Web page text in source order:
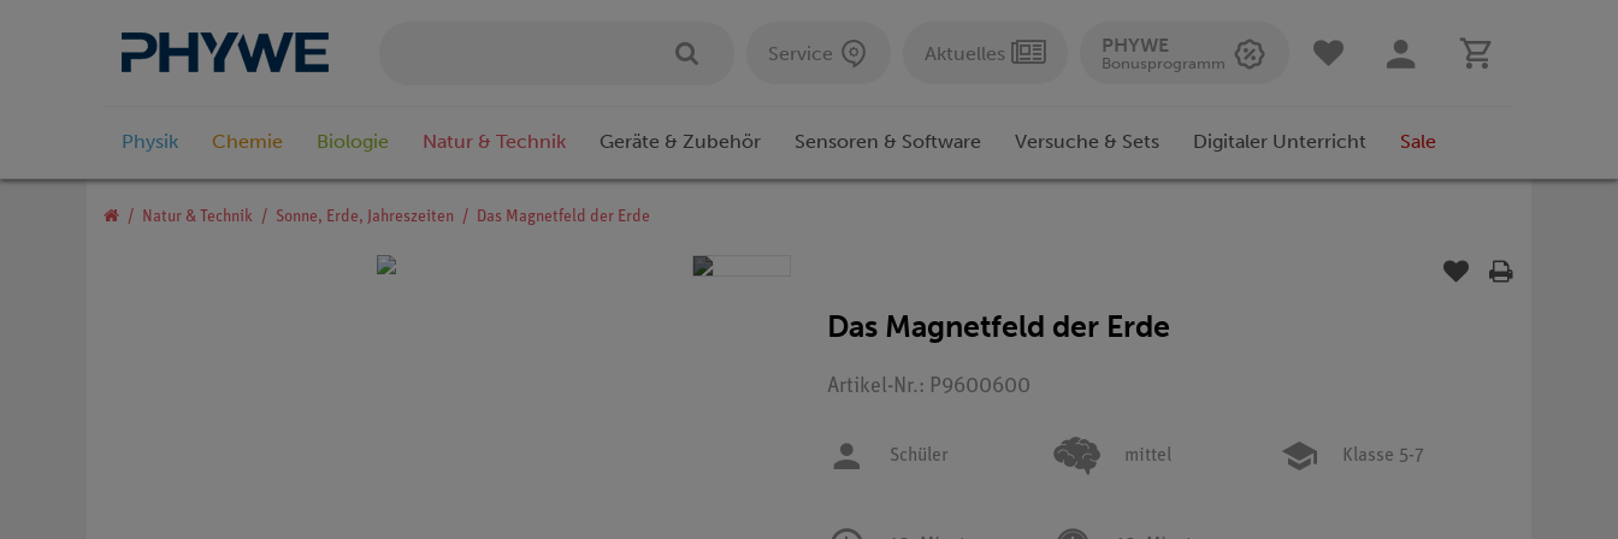
Service Aktuelles PHYWE
Bonusprogramm
Physik Chemie Biologie Natur & Technik Geräte & Zubehör Sensoren & Software Versuche & Sets Digitaler Unterricht Sale
Natur & Technik Sonne, Erde, Jahreszeiten Das Magnetfeld der Erde
Das Magnetfeld der Erde
Artikel-Nr.: P9600600
Schüler mittel Klasse 5-7